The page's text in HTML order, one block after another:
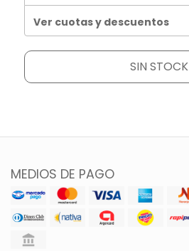
Ver cuotas y descuentos
SIN STOCK
MEDIOS DE PAGO